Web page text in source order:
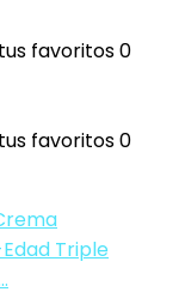
favoritos0
favoritos0